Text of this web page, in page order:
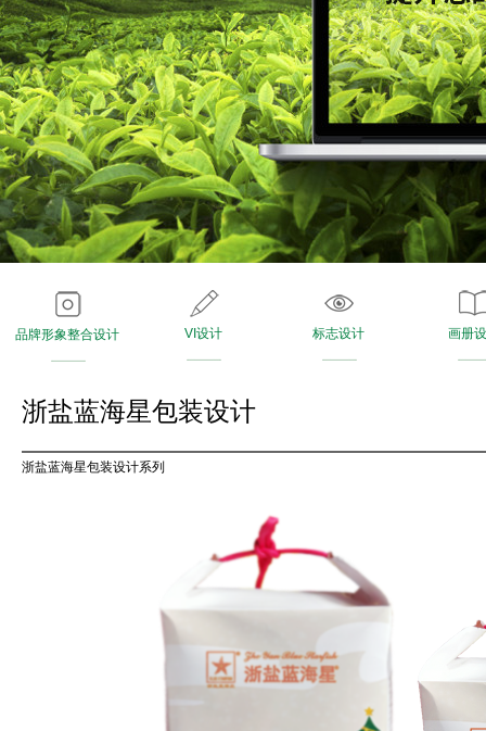
品牌形象整合设计 VI设计 标志设计 画册
浙盐蓝海星包装设计
浙盐蓝海星包装设计系列